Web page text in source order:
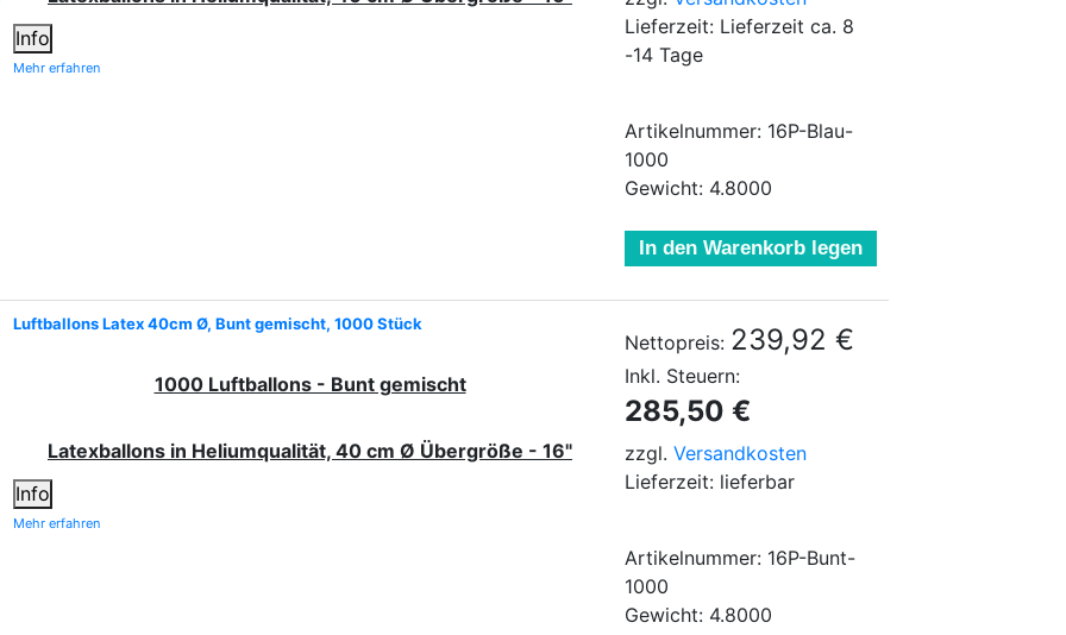
Info
Mehr erfahren
Lieferzeit: Lieferzeit ca. 8
-14 Tage
Artikelnummer: 16P-Blau-
1000
Gewicht: 4.8000
In den Warenkorb legen
Luftballons Latex 40cm Ø, Bunt gemischt, 1000 Stück
1000 Luftballons - Bunt gemischt
Latexballons in Heliumqualität, 40 cm Ø Übergröße - 16"
Info
Mehr erfahren
Nettopreis: 239,92 €
Inkl. Steuern:
285,50 €
zzgl. Versandkosten
Lieferzeit: lieferbar
Artikelnummer: 16P-Bunt-
1000
Gewicht: 4.8000